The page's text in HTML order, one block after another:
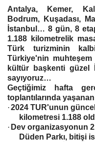
Antalya, Kemer,
Bodrum, Kuşadası,
İstanbul… 8 gün, 8
1.188 kilometrelik
Türk turizminin
Türkiye'nin
kültür başkenti güzel
sayıyoruz…
Geçtiğimiz hafta
toplantılarında
·2024 TUR'unun
kilometresi 1.188
· Dev organizasyonun
Düden Parkı, bitişi